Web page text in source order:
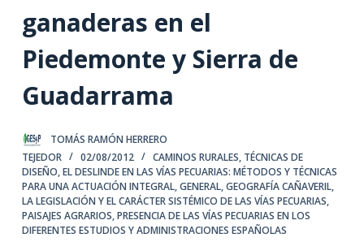
ganaderas en el
Piedemonte y Sierra de
Guadarrama
TOMÁS RAMÓN HERRERO
TEJEDOR
02/08/2012
CAMINOS RURALES, TÉCNICAS DE
DISEÑO,EL DESLINDE EN LAS VÍAS PECUARIAS: MÉTODOS Y TÉCNICAS
PARA UNA ACTUACIÓN INTEGRAL,GENERAL,GEOGRAFÍA CAÑAVERIL,
LA LEGISLACIÓN Y EL CARÁCTER SISTÉMICO DE LAS VÍAS PECUARIAS,
PAISAJES AGRARIOS,PRESENCIA DE LAS VÍAS PECUARIAS EN LOS
DIFERENTES ESTUDIOS Y ADMINISTRACIONES ESPAÑOLAS